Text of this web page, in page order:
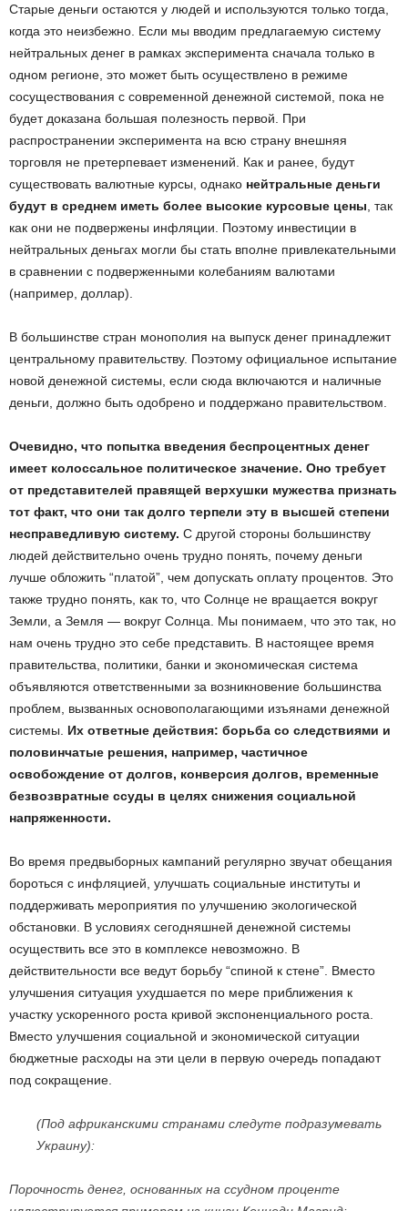
Старые деньги остаются у людей и используются только тогда,
когда это неизбежно. Если мы вводим предлагаемую систему
нейтральных денег в рамках эксперимента сначала только в
одном регионе, это может быть осуществлено в режиме
сосуществования с современной денежной системой, пока не
будет доказана большая полезность первой. При
распространении эксперимента на всю страну внешняя
торговля не претерпевает изменений. Как и ранее, будут
существовать валютные курсы, однако нейтральные деньги
будут в среднем иметь более высокие курсовые цены , так
как они не подвержены инфляции. Поэтому инвестиции в
нейтральных деньгах могли бы стать вполне привлекательными
в сравнении с подверженными колебаниям валютами
(например, доллар).
В большинстве стран монополия на выпуск денег принадлежит
центральному правительству. Поэтому официальное испытание
новой денежной системы, если сюда включаются и наличные
деньги, должно быть одобрено и поддержано правительством.
Очевидно, что попытка введения беспроцентных денег
имеет колоссальное политическое значение. Оно требует
от представителей правящей верхушки мужества признать
тот факт, что они так долго терпели эту в высшей степени
несправедливую систему. С другой стороны большинству
людей действительно очень трудно понять, почему деньги
лучше обложить “платой”, чем допускать оплату процентов. Это
также трудно понять, как то, что Солнце не вращается вокруг
Земли, а Земля — вокруг Солнца. Мы понимаем, что это так, но
нам очень трудно это себе представить. В настоящее время
правительства, политики, банки и экономическая система
объявляются ответственными за возникновение большинства
проблем, вызванных основополагающими изъянами денежной
системы. Их ответные действия: борьба со следствиями и
половинчатые решения, например, частичное
освобождение от долгов, конверсия долгов, временные
безвозвратные ссуды в целях снижения социальной
напряженности.
Во время предвыборных кампаний регулярно звучат обещания
бороться с инфляцией, улучшать социальные институты и
поддерживать мероприятия по улучшению экологической
обстановки. В условиях сегодняшней денежной системы
осуществить все это в комплексе невозможно. В
действительности все ведут борьбу “спиной к стене”. Вместо
улучшения ситуация ухудшается по мере приближения к
участку ускоренного роста кривой экспоненциального роста.
Вместо улучшения социальной и экономической ситуации
бюджетные расходы на эти цели в первую очередь попадают
под сокращение.
(Под африканскими странами следуте подразумевать
Украину):
Порочность денег, основанных на ссудном проценте